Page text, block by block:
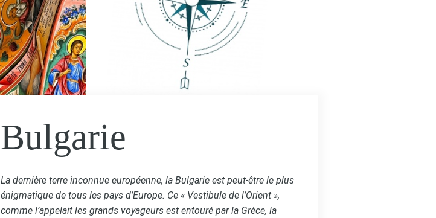
Bulgarie
La dernière terre inconnue européenne, la Bulgarie est peut-être le plus
énigmatique de tous les pays d’Europe. Ce « Vestibule de l’Orient »,
comme l’appelait les grands voyageurs est entouré par la Grèce, la